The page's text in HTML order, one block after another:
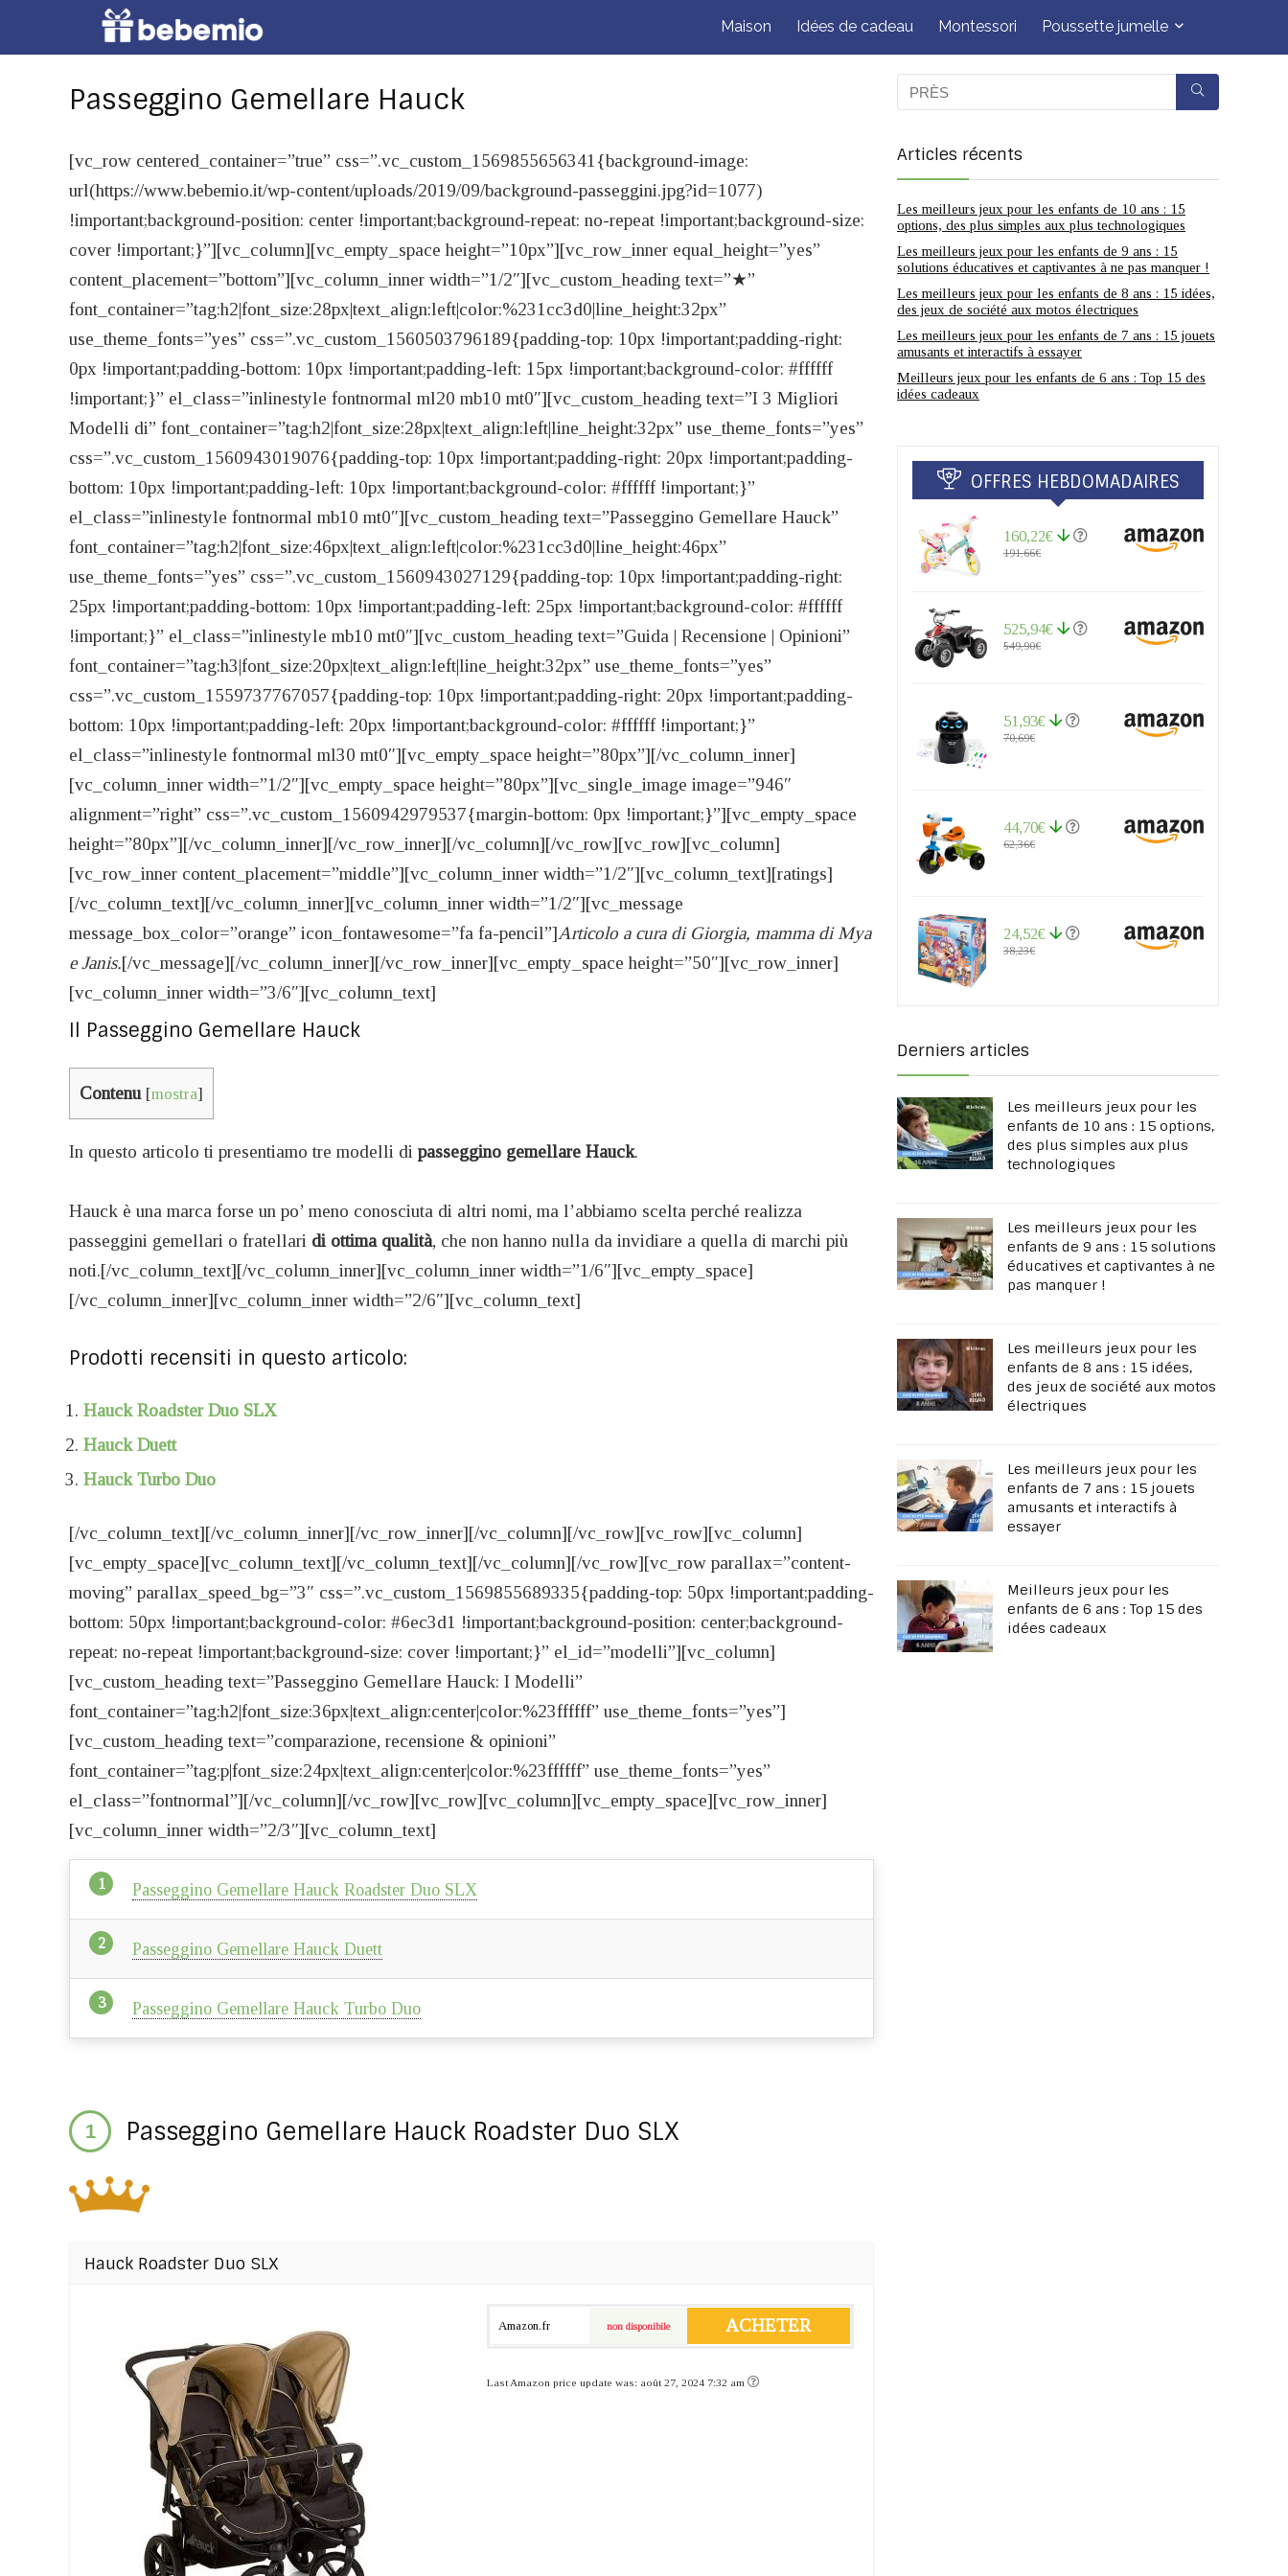
Maison Idées de cadeau Montessori Poussette jumelle
Passeggino Gemellare Hauck
[vc_row centered_container=”true” css=”.vc_custom_1569855656341{background-image:
url(https://www.bebemio.it/wp-content/uploads/2019/09/background-passeggini.jpg?id=1077)
!important;background-position: center !important;background-repeat: no-repeat !important;background-size:
cover !important;}”][vc_column][vc_empty_space height=”10px”][vc_row_inner equal_height=”yes”
content_placement=”bottom”][vc_column_inner width=”1/2″][vc_custom_heading text=”★”
font_container=”tag:h2|font_size:28px|text_align:left|color:%231cc3d0|line_height:32px”
use_theme_fonts=”yes” css=”.vc_custom_1560503796189{padding-top: 10px !important;padding-right:
0px !important;padding-bottom: 10px !important;padding-left: 15px !important;background-color: #ffffff
!important;}” el_class=”inlinestyle fontnormal ml20 mb10 mt0″][vc_custom_heading text=”I 3 Migliori
Modelli di” font_container=”tag:h2|font_size:28px|text_align:left|line_height:32px” use_theme_fonts=”yes”
css=”.vc_custom_1560943019076{padding-top: 10px !important;padding-right: 20px !important;padding-
bottom: 10px !important;padding-left: 10px !important;background-color: #ffffff !important;}”
el_class=”inlinestyle fontnormal mb10 mt0″][vc_custom_heading text=”Passeggino Gemellare Hauck”
font_container=”tag:h2|font_size:46px|text_align:left|color:%231cc3d0|line_height:46px”
use_theme_fonts=”yes” css=”.vc_custom_1560943027129{padding-top: 10px !important;padding-right:
25px !important;padding-bottom: 10px !important;padding-left: 25px !important;background-color: #ffffff
!important;}” el_class=”inlinestyle mb10 mt0″][vc_custom_heading text=”Guida | Recensione | Opinioni”
font_container=”tag:h3|font_size:20px|text_align:left|line_height:32px” use_theme_fonts=”yes”
css=”.vc_custom_1559737767057{padding-top: 10px !important;padding-right: 20px !important;padding-
bottom: 10px !important;padding-left: 20px !important;background-color: #ffffff !important;}”
el_class=”inlinestyle fontnormal ml30 mt0″][vc_empty_space height=”80px”][/vc_column_inner]
[vc_column_inner width=”1/2″][vc_empty_space height=”80px”][vc_single_image image=”946″
alignment=”right” css=”.vc_custom_1560942979537{margin-bottom: 0px !important;}”][vc_empty_space
height=”80px”][/vc_column_inner][/vc_row_inner][/vc_column][/vc_row][vc_row][vc_column]
[vc_row_inner content_placement=”middle”][vc_column_inner width=”1/2″][vc_column_text][ratings]
[/vc_column_text][/vc_column_inner][vc_column_inner width=”1/2″][vc_message
message_box_color=”orange” icon_fontawesome=”fa fa-pencil”]Articolo a cura di Giorgia, mamma di Mya
e Janis.[/vc_message][/vc_column_inner][/vc_row_inner][vc_empty_space height=”50″][vc_row_inner]
[vc_column_inner width=”3/6″][vc_column_text]
Il Passeggino Gemellare Hauck
Contenu [mostra]
In questo articolo ti presentiamo tre modelli di passeggino gemellare Hauck.
Hauck è una marca forse un po’ meno conosciuta di altri nomi, ma l’abbiamo scelta perché realizza
passeggini gemellari o fratellari di ottima qualità, che non hanno nulla da invidiare a quella di marchi più
noti.[/vc_column_text][/vc_column_inner][vc_column_inner width=”1/6″][vc_empty_space]
[/vc_column_inner][vc_column_inner width=”2/6″][vc_column_text]
Prodotti recensiti in questo articolo:
Hauck Roadster Duo SLX
Hauck Duett
Hauck Turbo Duo
[/vc_column_text][/vc_column_inner][/vc_row_inner][/vc_column][/vc_row][vc_row][vc_column]
[vc_empty_space][vc_column_text][/vc_column_text][/vc_column][/vc_row][vc_row parallax=”content-
moving” parallax_speed_bg=”3″ css=”.vc_custom_1569855689335{padding-top: 50px !important;padding-
bottom: 50px !important;background-color: #6ec3d1 !important;background-position: center;background-
repeat: no-repeat !important;background-size: cover !important;}” el_id=”modelli”][vc_column]
[vc_custom_heading text=”Passeggino Gemellare Hauck: I Modelli”
font_container=”tag:h2|font_size:36px|text_align:center|color:%23ffffff” use_theme_fonts=”yes”]
[vc_custom_heading text=”comparazione, recensione & opinioni”
font_container=”tag:p|font_size:24px|text_align:center|color:%23ffffff” use_theme_fonts=”yes”
el_class=”fontnormal”][/vc_column][/vc_row][vc_row][vc_column][vc_empty_space][vc_row_inner]
[vc_column_inner width=”2/3″][vc_column_text]
Passeggino Gemellare Hauck Roadster Duo SLX
Passeggino Gemellare Hauck Duett
Passeggino Gemellare Hauck Turbo Duo
Passeggino Gemellare Hauck Roadster Duo SLX
Hauck Roadster Duo SLX
Amazon.fr non disponibile ACHETER
Last Amazon price update was: août 27, 2024 7:32 am
Articles récents
Les meilleurs jeux pour les enfants de 10 ans : 15
options, des plus simples aux plus technologiques
Les meilleurs jeux pour les enfants de 9 ans : 15
solutions éducatives et captivantes à ne pas manquer !
Les meilleurs jeux pour les enfants de 8 ans : 15 idées,
des jeux de société aux motos électriques
Les meilleurs jeux pour les enfants de 7 ans : 15 jouets
amusants et interactifs à essayer
Meilleurs jeux pour les enfants de 6 ans : Top 15 des
idées cadeaux
OFFRES HEBDOMADAIRES
160,22€
191,66€
525,94€
549,90€
51,93€
70,69€
44,70€
62,36€
24,52€
38,23€
Derniers articles
Les meilleurs jeux pour les
enfants de 10 ans : 15 options,
des plus simples aux plus
technologiques
Les meilleurs jeux pour les
enfants de 9 ans : 15 solutions
éducatives et captivantes à ne
pas manquer !
Les meilleurs jeux pour les
enfants de 8 ans : 15 idées,
des jeux de société aux motos
électriques
Les meilleurs jeux pour les
enfants de 7 ans : 15 jouets
amusants et interactifs à
essayer
Meilleurs jeux pour les
enfants de 6 ans : Top 15 des
idées cadeaux